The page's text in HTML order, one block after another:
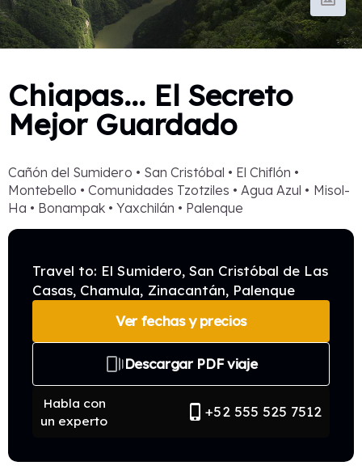
Chiapas... El Secreto
Mejor Guardado
Cañón del Sumidero • San Cristóbal • El Chiflón •
Montebello • Comunidades Tzotziles • Agua Azul • Misol-
Ha • Bonampak • Yaxchilán • Palenque
Travel to: El Sumidero, San Cristóbal de Las
Casas, Chamula, Zinacantán, Palenque
Ver fechas y precios
web_storiesDescargar PDF viaje
Habla con
un experto
phone_iphone+52 555 525 7512